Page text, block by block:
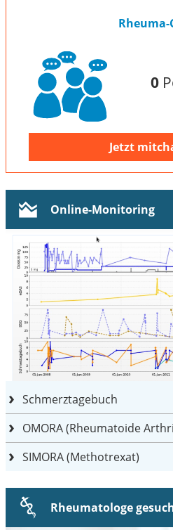
Rheuma-
0
Jetzt
Online-Monitoring
Schmerztagebuch
OMORA (Rheumatoide
SIMORA (Methotrexat)
Rheumatologe